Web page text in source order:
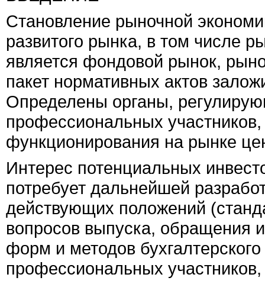
Становление рыночной
развитого рынка, в том числе
является фондовой рынок,
пакет нормативных актов
Определены органы,
профессиональных
функционирования на рынке
Интерес потенциальных
потребует дальнейшей
действующих положений
вопросов выпуска, обращения
форм и методов
профессиональных